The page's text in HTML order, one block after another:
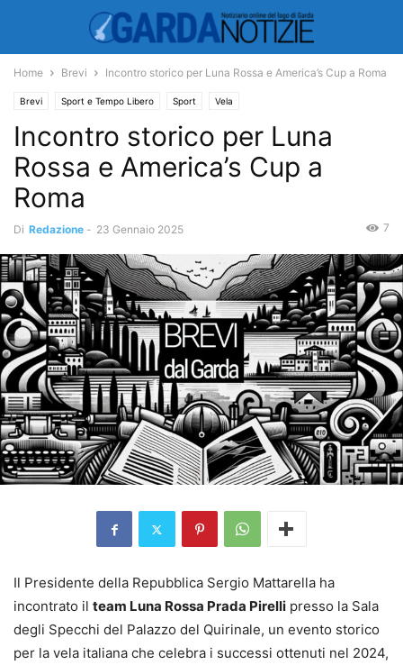
Home Brevi Incontro storico per Luna Rossa e America’s Cup a Roma
Brevi Sport e Tempo Libero Sport Vela
Incontro storico per Luna
Rossa e America’s Cup a
Roma
Di Redazione - 23 Gennaio 2025 7
Il Presidente della Repubblica Sergio Mattarella ha
incontrato il team Luna Rossa Prada Pirelli presso la Sala
degli Specchi del Palazzo del Quirinale, un evento storico
per la vela italiana che celebra i successi ottenuti nel 2024,